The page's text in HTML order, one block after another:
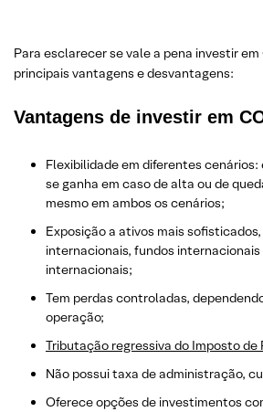
Para esclarecer se vale a pena investir
principais vantagens e desvantagens:
Vantagens de investir em
Flexibilidade em diferentes
se ganha em caso de alta ou de
mesmo em ambos os cenários;
Exposição a ativos mais
internacionais, fundos internacionais
internacionais;
Tem perdas controladas,
operação;
Tributação regressiva do Imposto de
Não possui taxa de administração,
Oferece opções de investimentos